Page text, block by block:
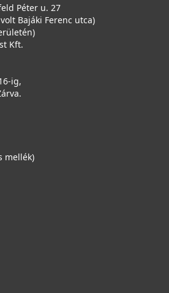
Péter u. 27
Bajáki Ferenc utca)
Kft.
ig,
mellék)